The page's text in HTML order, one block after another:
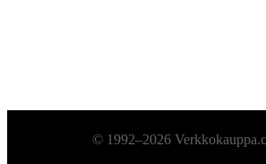
Alatunniste© 1992–2026